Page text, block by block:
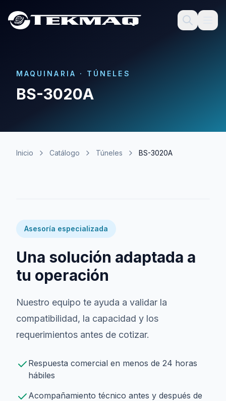
MAQUINARIA · TÚNELES
BS-3020A
Inicio Catálogo Túneles BS-3020A
Asesoría especializada
Una solución adaptada a
tu operación
Nuestro equipo te ayuda a validar la
compatibilidad, la capacidad y los
requerimientos antes de cotizar.
Respuesta comercial en menos de 24 horas
hábiles
Acompañamiento técnico antes y después de